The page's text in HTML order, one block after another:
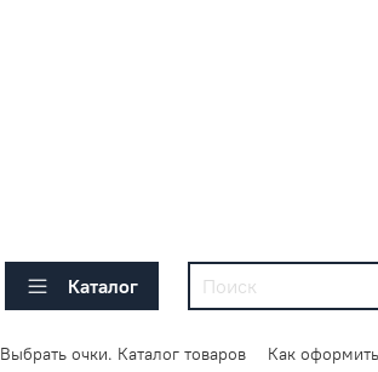
Каталог
Выбрать очки. Каталог товаров Как